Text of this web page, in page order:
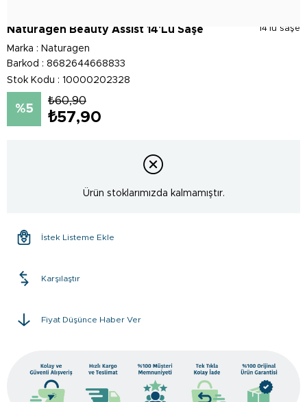
14'lü saşe
Naturagen Beauty Assist 14'Lü Saşe
Marka : Naturagen
Barkod : 8682644668833
Stok Kodu
10000202328
5
₺60,90
₺57,90
Ürün stoklarımızda kalmamıştır.
İstek Listeme Ekle
Karşılaştır
Fiyat Düşünce Haber Ver